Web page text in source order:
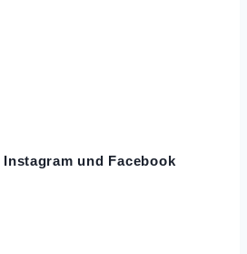
Instagram und Facebook